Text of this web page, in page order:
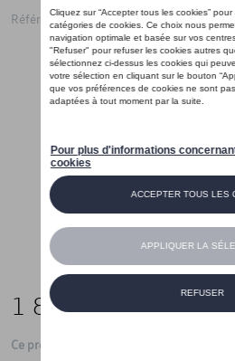
Référence: 7E0WCWN46A 8Z8
1 849,00 €
Ce produit n'est actuellement pas de stock